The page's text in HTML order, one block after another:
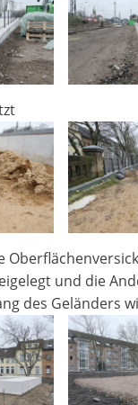
und die
des Geländers